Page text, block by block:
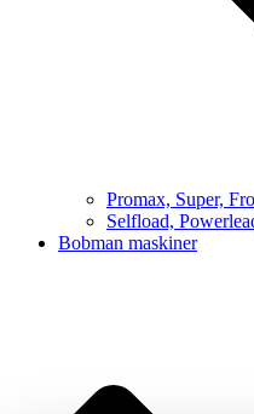
Promax, Super,
Selfload,
Bobman maskiner